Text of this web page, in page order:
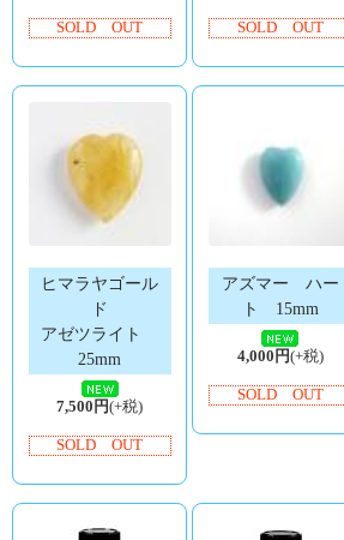
SOLD OUT SOLD OUT
ヒマラヤゴール
ド
アゼツライト
25mm
7,500円(+税)
SOLD OUT
アズマー ハー
ト 15mm
4,000円(+税)
SOLD OUT